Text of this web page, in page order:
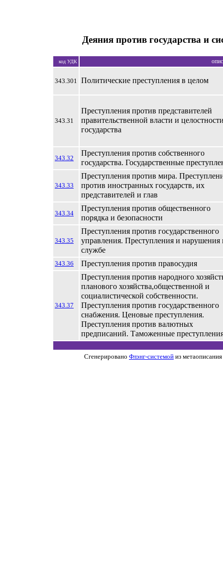
Деяния против государства и
код УДК
343.301 Политические преступления в целом
343.31
Преступления против представителей
правительственной власти и
государства
343.32
Преступления против собственного
государства. Государственные
343.33
Преступления против мира.
против иностранных государств, их
представителей и глав
343.34
Преступления против общественного
порядка и безопасности
343.35
Преступления против государственного
управления. Преступления и нарушения
службе
343.36 Преступления против правосудия
343.37
Преступления против народного
планового хозяйства,общественной и
социалистической собственности.
Преступления против государственного
снабжения. Ценовые преступления.
Преступления против валютных
предписаний. Таможенные
Сгенерировано Флэнг-системой из